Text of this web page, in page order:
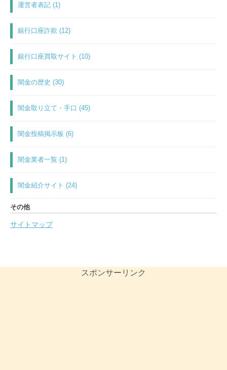
運営者表記 (1)
銀行口座詐欺 (12)
銀行口座買取サイト (10)
闇金の歴史 (30)
闇金取り立て・手口 (45)
闇金投稿掲示板 (6)
闇金業者一覧 (1)
闇金紹介サイト (24)
その他
サイトマップ
スポンサーリンク